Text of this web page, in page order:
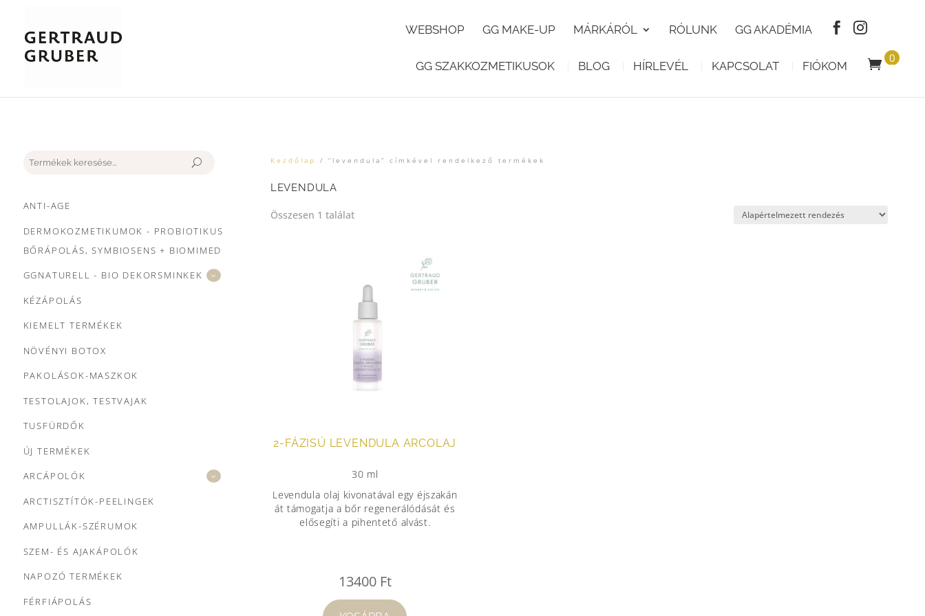
WEBSHOP GG MAKE-UP MÁRKÁRÓL RÓLUNK GG AKADÉMIA
GG SZAKKOZMETIKUSOK BLOG HÍRLEVÉL KAPCSOLAT FIÓKOM
0
T
M
Kezdőlap / “levendula” címkével rendelkező termékek
LEVENDULA
Összesen 1 találat
2-FÁZISÚ LEVENDULA ARCOLAJ
30 ml
Levendula olaj kivonatával egy éjszakán
át támogatja a bőr regenerálódását és
elősegíti a pihentető alvást.
13400 Ft
Keresés
ANTI-AGE
DERMOKOZMETIKUMOK - PROBIOTIKUS
BŐRÁPOLÁS, SYMBIOSENS + BIOMIMED
GGNATURELL - BIO DEKORSMINKEK
KÉZÁPOLÁS
KIEMELT TERMÉKEK
NÖVÉNYI BOTOX
PAKOLÁSOK-MASZKOK
TESTOLAJOK, TESTVAJAK
TUSFÜRDŐK
ÚJ TERMÉKEK
ARCÁPOLÓK
ARCTISZTÍTÓK-PEELINGEK
AMPULLÁK-SZÉRUMOK
SZEM- ÉS AJAKÁPOLÓK
NAPOZÓ TERMÉKEK
FÉRFIÁPOLÁS